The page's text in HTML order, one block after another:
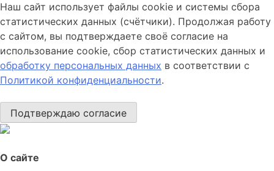
Наш сайт использует файлы cookie и системы сбора
статистических данных (счётчики). Продолжая работу
с сайтом, вы подтверждаете своё согласие на
использование cookie, сбор статистических данных и
обработку персональных данных в соответствии с
Политикой конфиденциальности.
Подтверждаю согласие
О сайте